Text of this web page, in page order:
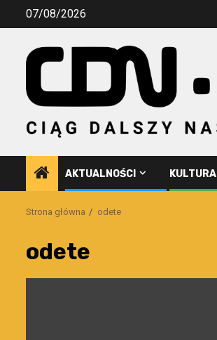
Przejdź07/08/2026
AKTUALNOŚCI KULTURA
Strona główna odete
odete